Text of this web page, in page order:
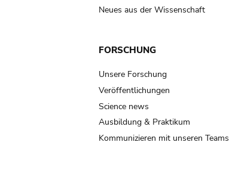
Neues aus der Wissenschaft
FORSCHUNG
Unsere Forschung
Veröffentlichungen
Science news
Ausbildung & Praktikum
Kommunizieren mit unseren Teams